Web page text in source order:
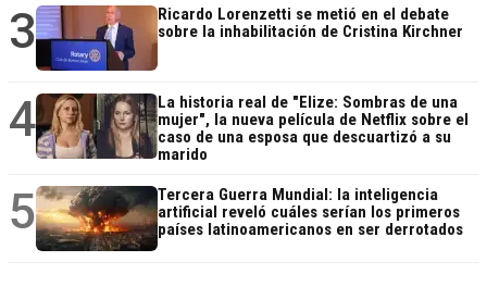
3
Ricardo Lorenzetti se metió en el debate
sobre la inhabilitación de Cristina Kirchner
4
La historia real de "Elize: Sombras de una
mujer", la nueva película de Netflix sobre el
caso de una esposa que descuartizó a su
marido
5
Tercera Guerra Mundial: la inteligencia
artificial reveló cuáles serían los primeros
países latinoamericanos en ser derrotados